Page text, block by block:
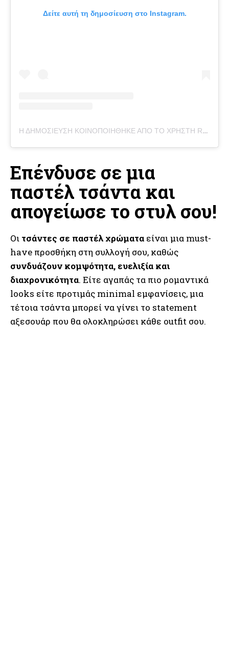
Δείτε αυτή τη δημοσίευση στο Instagram.
Η ΔΗΜΟΣΊΕΥΣΗ ΚΟΙΝΟΠΟΙΉΘΗΚΕ ΑΠΌ ΤΟ ΧΡΉΣΤΗ ROSEII(โรเซ่)| BAGS THAT SHINE LIKE YOU
Επένδυσε σε μια
παστέλ τσάντα και
απογείωσε το στυλ σου!
Οι τσάντες σε παστέλ χρώματα είναι μια must-
have προσθήκη στη συλλογή σου, καθώς
συνδυάζουν κομψότητα, ευελιξία και
διαχρονικότητα. Είτε αγαπάς τα πιο ρομαντικά
looks είτε προτιμάς minimal εμφανίσεις, μια
τέτοια τσάντα μπορεί να γίνει το statement
αξεσουάρ που θα ολοκληρώσει κάθε outfit σου.